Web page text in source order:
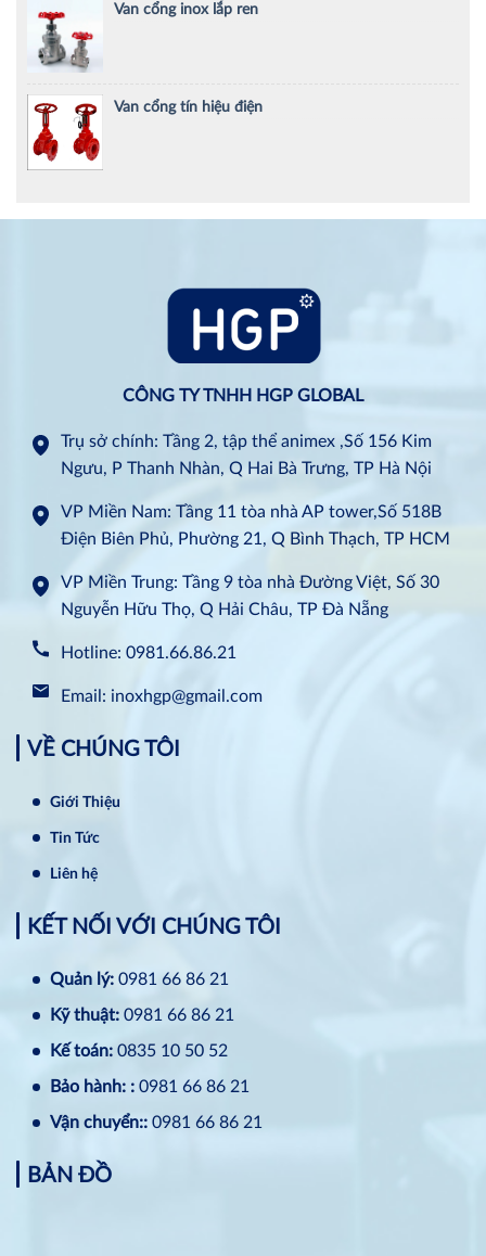
Van cổng inox lắp ren
Van cổng tín hiệu điện
CÔNG TY TNHH HGP GLOBAL
Trụ sở chính: Tầng 2, tập thể animex ,Số 156 Kim
Ngưu, P Thanh Nhàn, Q Hai Bà Trưng, TP Hà Nội
VP Miền Nam: Tầng 11 tòa nhà AP tower,Số 518B
Điện Biên Phủ, Phường 21, Q Bình Thạch, TP HCM
VP Miền Trung: Tầng 9 tòa nhà Đường Việt, Số 30
Nguyễn Hữu Thọ, Q Hải Châu, TP Đà Nẵng
Hotline: 0981.66.86.21
Email: inoxhgp@gmail.com
VỀ CHÚNG TÔI
Giới Thiệu
Tin Tức
Liên hệ
KẾT NỐI VỚI CHÚNG TÔI
Quản lý: 0981 66 86 21
Kỹ thuật: 0981 66 86 21
Kế toán: 0835 10 50 52
Bảo hành: : 0981 66 86 21
Vận chuyển:: 0981 66 86 21
BẢN ĐỒ